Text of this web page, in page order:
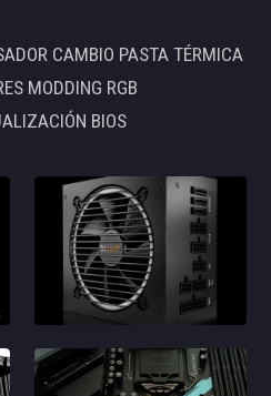
CAMBIO PASTA TÉRMICA
MODDING RGB
BIOS